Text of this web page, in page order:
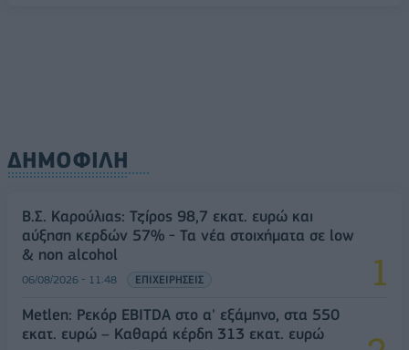
ΔΗΜΟΦΙΛΗ
Β.Σ. Καρούλιας: Τζίρος 98,7 εκατ. ευρώ και
αύξηση κερδών 57% - Τα νέα στοιχήματα σε low
& non alcohol
06/08/2026 - 11:48 ΕΠΙΧΕΙΡΗΣΕΙΣ
Metlen: Ρεκόρ EBITDA στο α' εξάμηνο, στα 550
εκατ. ευρώ – Καθαρά κέρδη 313 εκατ. ευρώ